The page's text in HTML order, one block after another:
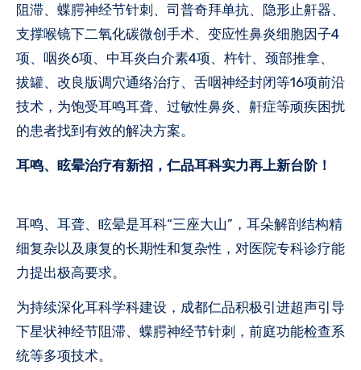
阻滞、蝶腭神经节针刺、司普奇拜单抗、隐形止鼾器、
支撑喉镜下二氧化碳微创手术、变应性鼻炎细胞因子4
项、咽炎6项、中耳炎白介素4项、杵针、颈部推拿、
拔罐、改良版调穴通络治疗、舌咽神经封闭等16项前沿
技术，为饱受耳鸣耳聋、过敏性鼻炎、鼾症等顽疾困扰
的患者找到有效的解决方案。
耳鸣、眩晕治疗有新招，仁品耳科实力再上新台阶！
耳鸣、耳聋、眩晕是耳科“三座大山”，耳朵解剖结构精
细复杂以及康复的长期性和复杂性，对医院专科诊疗能
力提出极高要求。
为持续深化耳科学科建设，成都仁品积极引进超声引导
下星状神经节阻滞、蝶腭神经节针刺，前庭功能检查系
统等多项技术。